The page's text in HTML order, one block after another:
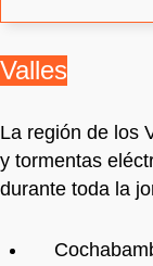
Valles
La región de los
y tormentas
durante toda la